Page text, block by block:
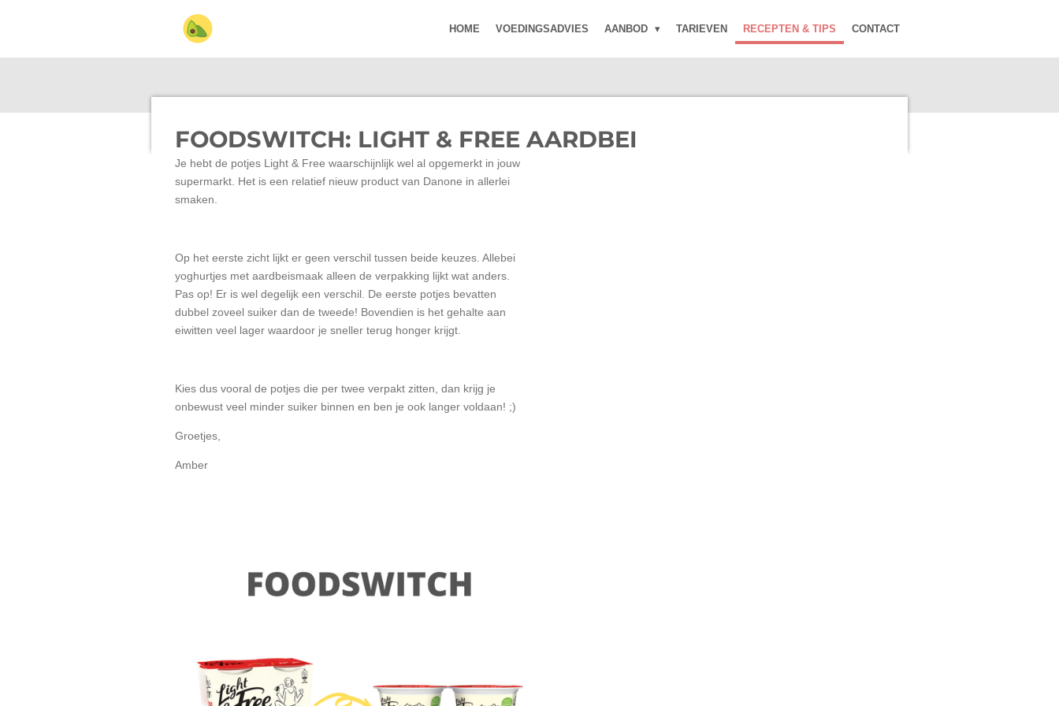
HOME VOEDINGSADVIES AANBOD TARIEVEN RECEPTEN & TIPS CONTACT
FOODSWITCH: LIGHT & FREE AARDBEI
Je hebt de potjes Light & Free waarschijnlijk wel al opgemerkt in jouw
supermarkt. Het is een relatief nieuw product van Danone in allerlei
smaken.
Op het eerste zicht lijkt er geen verschil tussen beide keuzes. Allebei
yoghurtjes met aardbeismaak alleen de verpakking lijkt wat anders.
Pas op! Er is wel degelijk een verschil. De eerste potjes bevatten
dubbel zoveel suiker dan de tweede! Bovendien is het gehalte aan
eiwitten veel lager waardoor je sneller terug honger krijgt.
Kies dus vooral de potjes die per twee verpakt zitten, dan krijg je
onbewust veel minder suiker binnen en ben je ook langer voldaan! ;)
Groetjes,
Amber